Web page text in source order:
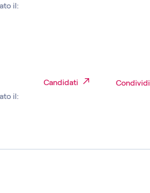
il:
il:
Candidati Condividi